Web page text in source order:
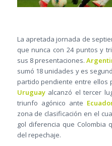
La apretada jornada de
que nunca con 24 puntos y
sus 8 presentaciones.
sumó 18 unidades y es
partido pendiente entre ellos
Uruguayalcanzó el tercer
triunfo agónico ante
zona de clasificación en el
gol diferencia que Colombia
del repechaje.